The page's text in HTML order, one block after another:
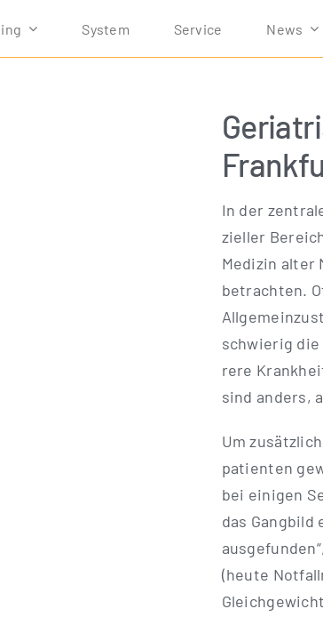
Sys­tem Ser­vice News
In der
zi­el­ler
Medi­zin alter
betrach­ten.
schwie­rig
re­re
sind anders,
Um
pa­ti­en­ten
bei eini­gen
das
(heu­te